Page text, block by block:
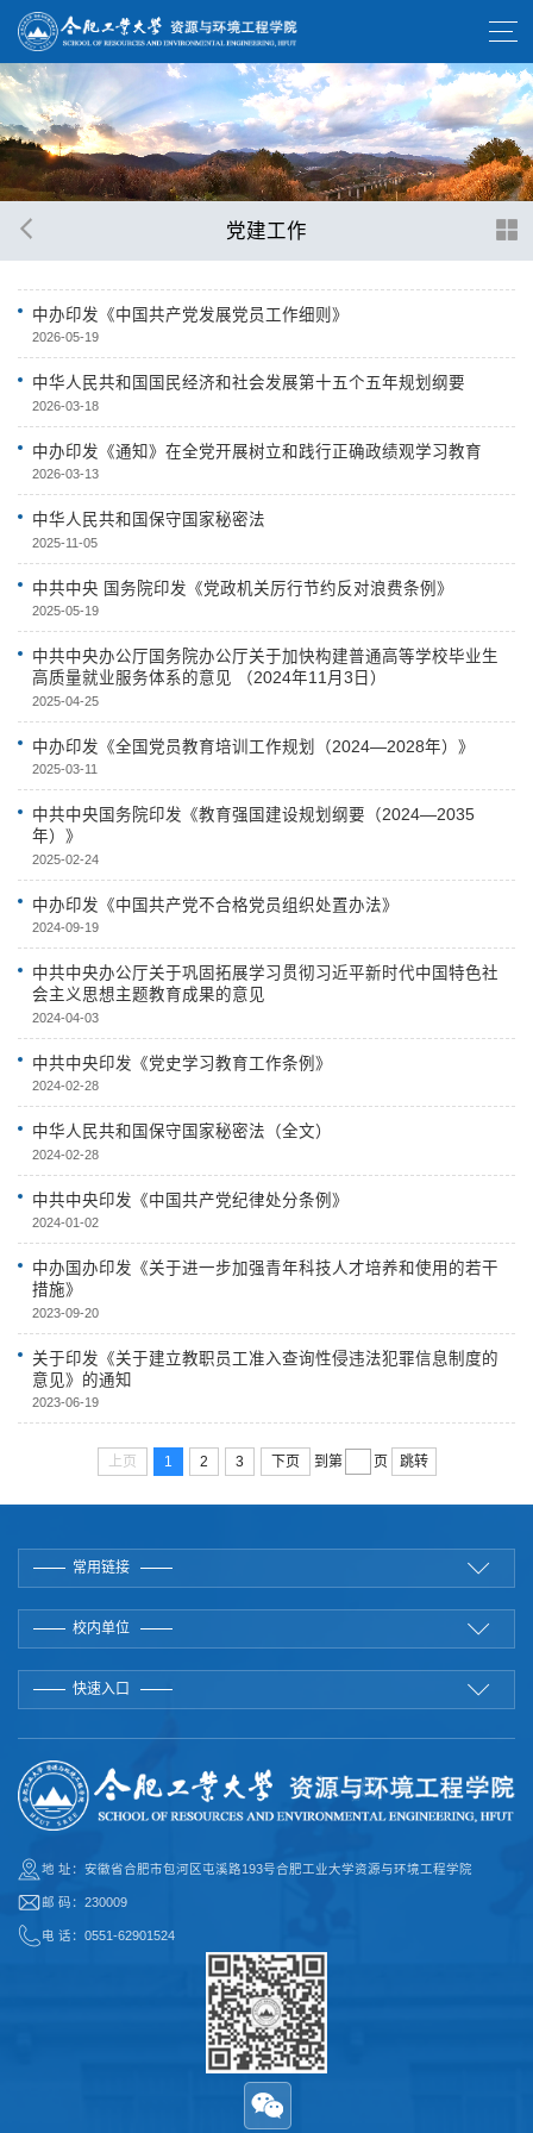
党建工作
中办印发《中国共产党发展党员工作细则》
2026-05-19
中华人民共和国国民经济和社会发展第十五个五年规划纲要
2026-03-18
中办印发《通知》在全党开展树立和践行正确政绩观学习教育
2026-03-13
中华人民共和国保守国家秘密法
2025-11-05
中共中央 国务院印发《党政机关厉行节约反对浪费条例》
2025-05-19
中共中央办公厅国务院办公厅关于加快构建普通高等学校毕业生
高质量就业服务体系的意见 （2024年11月3日）
2025-04-25
中办印发《全国党员教育培训工作规划（2024—2028年）》
2025-03-11
中共中央国务院印发《教育强国建设规划纲要（2024—2035
年）》
2025-02-24
中办印发《中国共产党不合格党员组织处置办法》
2024-09-19
中共中央办公厅关于巩固拓展学习贯彻习近平新时代中国特色社
会主义思想主题教育成果的意见
2024-04-03
中共中央印发《党史学习教育工作条例》
2024-02-28
中华人民共和国保守国家秘密法（全文）
2024-02-28
中共中央印发《中国共产党纪律处分条例》
2024-01-02
中办国办印发《关于进一步加强青年科技人才培养和使用的若干
措施》
2023-09-20
关于印发《关于建立教职员工准入查询性侵违法犯罪信息制度的
意见》的通知
2023-06-19
上页 1 2 3 下页 到第 页 跳转
常用链接
校内单位
快速入口
地 址：安徽省合肥市包河区屯溪路193号合肥工业大学资源与环境工程学院
邮 码：230009
电 话：0551-62901524